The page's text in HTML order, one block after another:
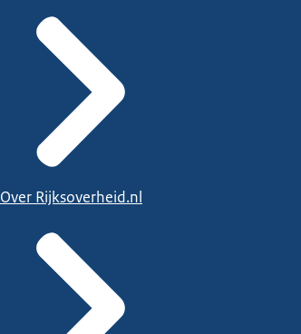
Over Rijksoverheid.nl